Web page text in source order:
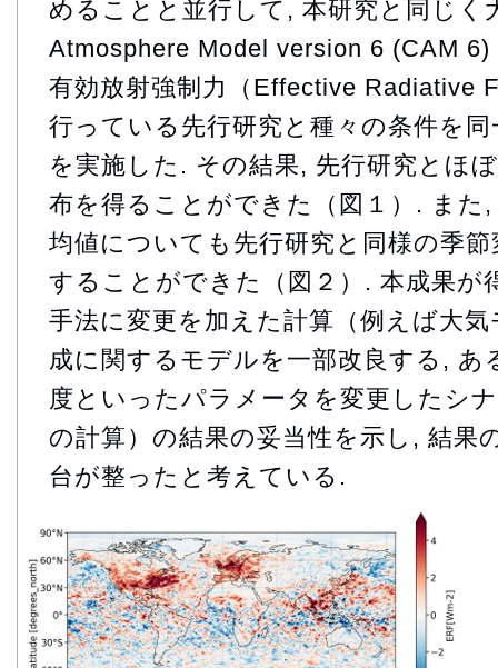
めることと並行して, 本研究と同じく
Atmosphere Model version 6 (CAM
有効放射強制力（Effective Radiative
行っている先行研究と種々の条件を
を実施した. その結果, 先行研究とほ
布を得ることができた（図１）. また
均値についても先行研究と同様の季
することができた（図２）. 本成果が
手法に変更を加えた計算（例えば大
成に関するモデルを一部改良する, あ
度といったパラメータを変更したシ
の計算）の結果の妥当性を示し, 結果
台が整ったと考えている.